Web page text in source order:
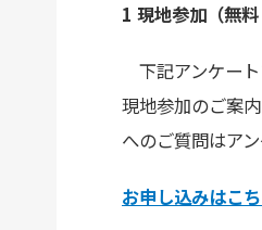
1 現地参加（無料
下記アンケー
現地参加のご案
へのご質問はア
お申し込みはこ